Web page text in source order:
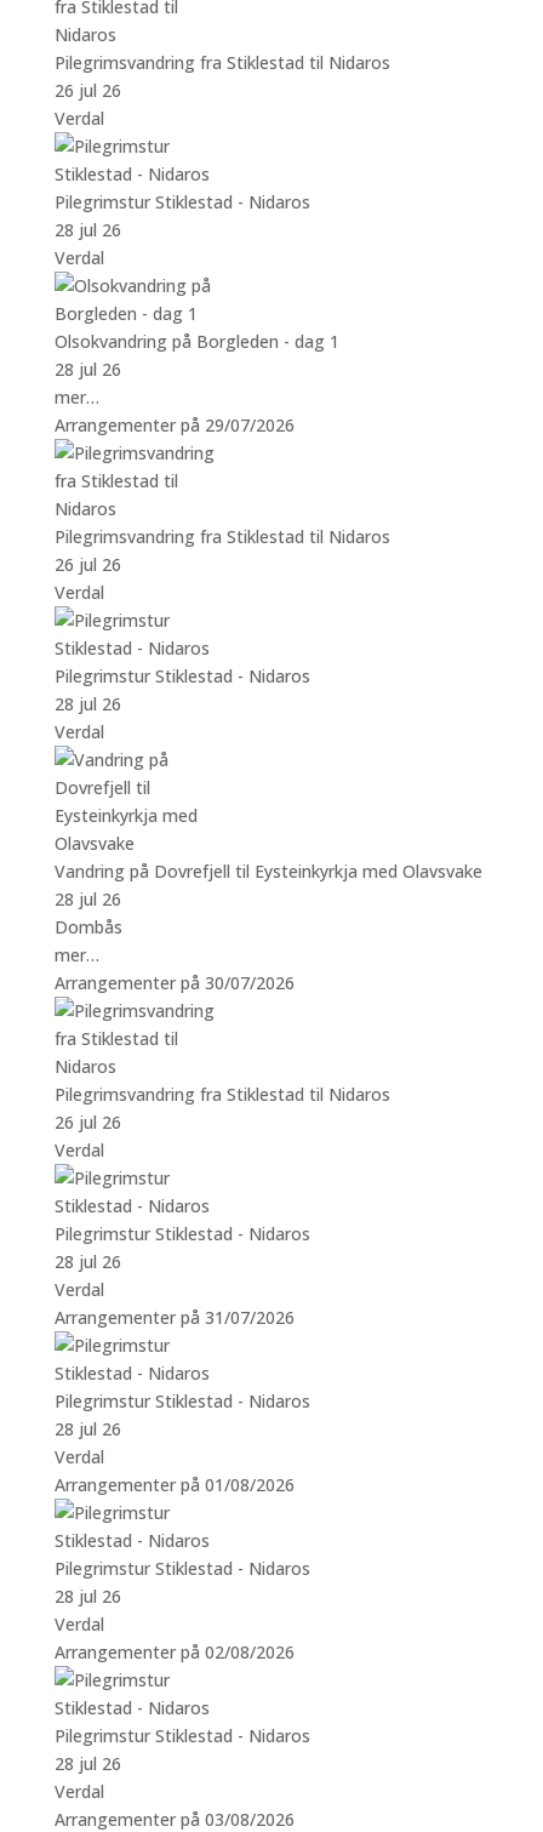
Pilegrimsvandring fra Stiklestad til Nidaros
26 jul 26
Verdal
Pilegrimstur Stiklestad - Nidaros
28 jul 26
Verdal
Olsokvandring på Borgleden - dag 1
28 jul 26
mer…
Arrangementer på 29/07/2026
Pilegrimsvandring fra Stiklestad til Nidaros
26 jul 26
Verdal
Pilegrimstur Stiklestad - Nidaros
28 jul 26
Verdal
Vandring på Dovrefjell til Eysteinkyrkja med Olavsvake
28 jul 26
Dombås
mer…
Arrangementer på 30/07/2026
Pilegrimsvandring fra Stiklestad til Nidaros
26 jul 26
Verdal
Pilegrimstur Stiklestad - Nidaros
28 jul 26
Verdal
Arrangementer på 31/07/2026
Pilegrimstur Stiklestad - Nidaros
28 jul 26
Verdal
Arrangementer på 01/08/2026
Pilegrimstur Stiklestad - Nidaros
28 jul 26
Verdal
Arrangementer på 02/08/2026
Pilegrimstur Stiklestad - Nidaros
28 jul 26
Verdal
Arrangementer på 03/08/2026